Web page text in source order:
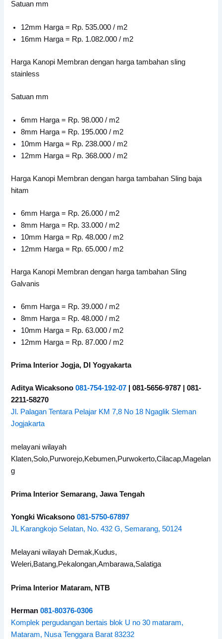
Satuan mm
12mm Harga = Rp. 535.000 / m2
16mm Harga = Rp. 1.082.000 / m2
Harga Kanopi Membran dengan harga tambahan sling
stainless
Satuan mm
6mm Harga = Rp. 98.000 / m2
8mm Harga = Rp. 195.000 / m2
10mm Harga = Rp. 238.000 / m2
12mm Harga = Rp. 368.000 / m2
Harga Kanopi Membran dengan harga tambahan Sling baja
hitam
6mm Harga = Rp. 26.000 / m2
8mm Harga = Rp. 33.000 / m2
10mm Harga = Rp. 48.000 / m2
12mm Harga = Rp. 65.000 / m2
Harga Kanopi Membran dengan harga tambahan Sling
Galvanis
6mm Harga = Rp. 39.000 / m2
8mm Harga = Rp. 48.000 / m2
10mm Harga = Rp. 63.000 / m2
12mm Harga = Rp. 87.000 / m2
Prima Interior Jogja, DI Yogyakarta
Aditya Wicaksono081-754-192-07 | 081-5656-9787 | 081-
2211-58270
Jl. Palagan Tentara Pelajar KM 7,8 No 18 Ngaglik Sleman
Jogjakarta
melayani wilayah
Klaten,Solo,Purworejo,Kebumen,Purwokerto,Cilacap,Magelan
g
Prima Interior Semarang, Jawa Tengah
Yongki Wicaksono081-5750-67897
JL Karangkojo Selatan, No. 432 G, Semarang, 50124
Melayani wilayah Demak,Kudus,
Weleri,Batang,Pekalongan,Ambarawa,Salatiga
Prima Interior Mataram, NTB
Herman081-80376-0306
Komplek pergudangan bertais blok U no 30 mataram,
Mataram, Nusa Tenggara Barat 83232